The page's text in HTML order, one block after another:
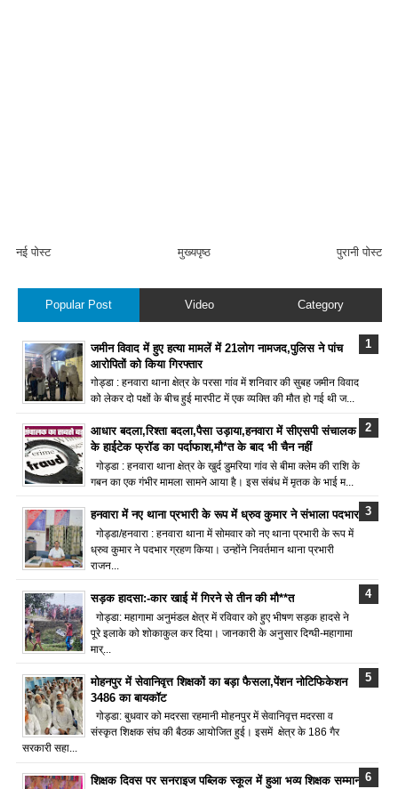
नई पोस्ट पुरानी पोस्ट
मुख्यपृष्ठ
Popular Post Video Category
जमीन विवाद में हुए हत्या मामलें में 21लोग नामजद,पुलिस ने पांच
आरोपितों को किया गिरफ्तार
गोड्डा : हनवारा थाना क्षेत्र के परसा गांव में शनिवार की सुबह जमीन विवाद
को लेकर दो पक्षों के बीच हुई मारपीट में एक व्यक्ति की मौत हो गई थी ज...
आधार बदला,रिश्ता बदला,पैसा उड़ाया,हनवारा में सीएसपी संचालक
के हाईटेक फ्रॉड का पर्दाफाश,मौ*त के बाद भी चैन नहीं
गोड्डा : हनवारा थाना क्षेत्र के खुर्द डुमरिया गांव से बीमा क्लेम की राशि के
गबन का एक गंभीर मामला सामने आया है। इस संबंध में मृतक के भाई म...
हनवारा में नए थाना प्रभारी के रूप में ध्रुव कुमार ने संभाला पदभार
गोड्डा/हनवारा : हनवारा थाना में सोमवार को नए थाना प्रभारी के रूप में
ध्रुव कुमार ने पदभार ग्रहण किया। उन्होंने निवर्तमान थाना प्रभारी
राजन...
सड़क हादसा:-कार खाई में गिरने से तीन की मौ**त
गोड्डा: महागामा अनुमंडल क्षेत्र में रविवार को हुए भीषण सड़क हादसे ने
पूरे इलाके को शोकाकुल कर दिया। जानकारी के अनुसार दिग्घी-महागामा
मार्...
मोहनपुर में सेवानिवृत्त शिक्षकों का बड़ा फैसला,पेंशन नोटिफिकेशन
3486 का बायकॉट
गोड्डा: बुधवार को मदरसा रहमानी मोहनपुर में सेवानिवृत्त मदरसा व
संस्कृत शिक्षक संघ की बैठक आयोजित हुई। इसमें क्षेत्र के 186 गैर
सरकारी सहा...
शिक्षक दिवस पर सनराइज पब्लिक स्कूल में हुआ भव्य शिक्षक सम्मान